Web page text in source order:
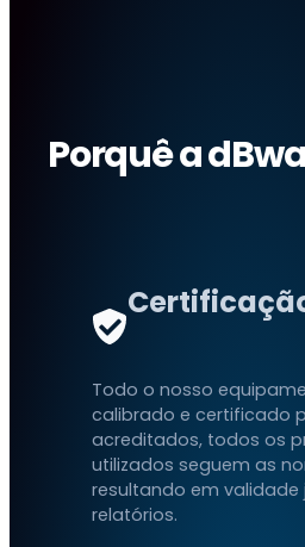
Porquê a
Todo o nosso
calibrado e certificado
acreditados, todos os
utilizados seguem as
resultando em validade
relatórios.